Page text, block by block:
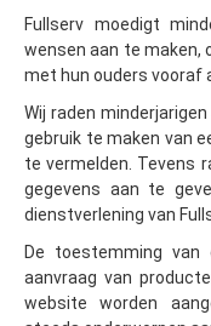
Fullserv moedigt
wensen aan te maken,
met hun ouders vooraf
Wij raden
gebruik te maken van
te vermelden. Tevens
gegevens aan te
dienstverlening van
De toestemming
aanvraag van
website worden